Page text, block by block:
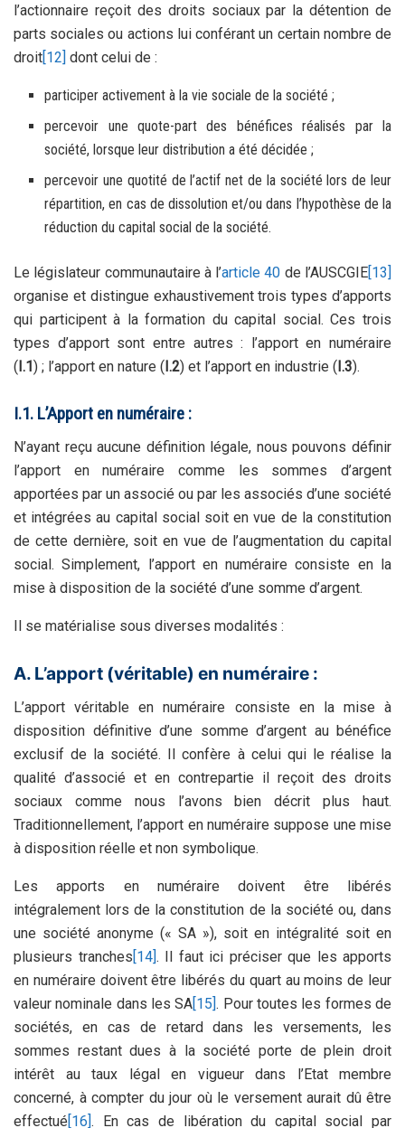
l’actionnaire reçoit des droits sociaux par la détention de
parts sociales ou actions lui conférant un certain nombre de
droit[12] dont celui de :
participer activement à la vie sociale de la société ;
percevoir une quote-part des bénéfices réalisés par la
société, lorsque leur distribution a été décidée ;
percevoir une quotité de l’actif net de la société lors de leur
répartition, en cas de dissolution et/ou dans l’hypothèse de la
réduction du capital social de la société.
Le législateur communautaire à l’article 40 de l’AUSCGIE[13]
organise et distingue exhaustivement trois types d’apports
qui participent à la formation du capital social. Ces trois
types d’apport sont entre autres : l’apport en numéraire
(I.1) ; l’apport en nature (I.2) et l’apport en industrie (I.3).
I.1. L’Apport en numéraire :
N’ayant reçu aucune définition légale, nous pouvons définir
l’apport en numéraire comme les sommes d’argent
apportées par un associé ou par les associés d’une société
et intégrées au capital social soit en vue de la constitution
de cette dernière, soit en vue de l’augmentation du capital
social. Simplement, l’apport en numéraire consiste en la
mise à disposition de la société d’une somme d’argent.
Il se matérialise sous diverses modalités :
A. L’apport (véritable) en numéraire :
L’apport véritable en numéraire consiste en la mise à
disposition définitive d’une somme d’argent au bénéfice
exclusif de la société. Il confère à celui qui le réalise la
qualité d’associé et en contrepartie il reçoit des droits
sociaux comme nous l’avons bien décrit plus haut.
Traditionnellement, l’apport en numéraire suppose une mise
à disposition réelle et non symbolique.
Les apports en numéraire doivent être libérés
intégralement lors de la constitution de la société ou, dans
une société anonyme (« SA »), soit en intégralité soit en
plusieurs tranches[14]. Il faut ici préciser que les apports
en numéraire doivent être libérés du quart au moins de leur
valeur nominale dans les SA[15]. Pour toutes les formes de
sociétés, en cas de retard dans les versements, les
sommes restant dues à la société porte de plein droit
intérêt au taux légal en vigueur dans l’Etat membre
concerné, à compter du jour où le versement aurait dû être
effectué[16]. En cas de libération du capital social par